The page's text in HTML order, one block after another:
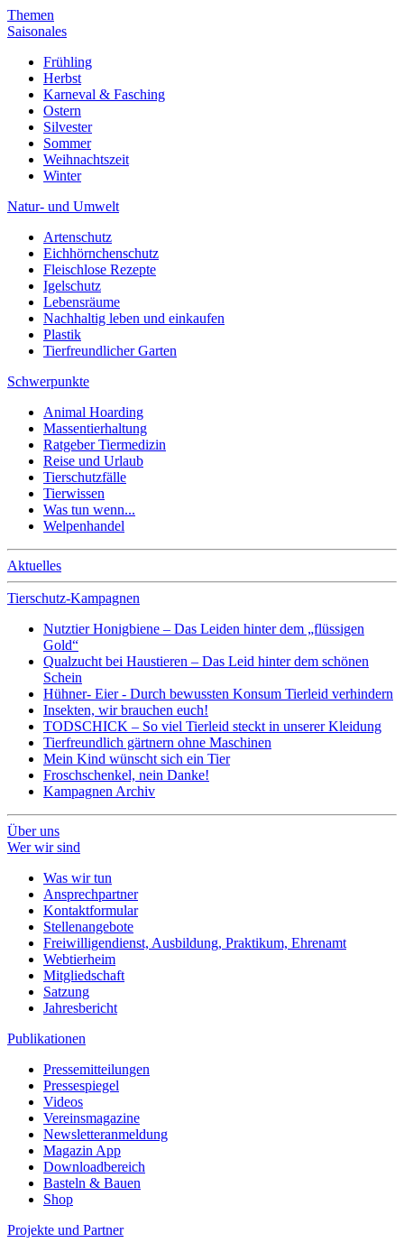
Themen
Saisonales
Frühling
Herbst
Karneval & Fasching
Ostern
Silvester
Sommer
Weihnachtszeit
Winter
Natur- und Umwelt
Artenschutz
Eichhörnchenschutz
Fleischlose Rezepte
Igelschutz
Lebensräume
Nachhaltig leben und einkaufen
Plastik
Tierfreundlicher Garten
Schwerpunkte
Animal Hoarding
Massentierhaltung
Ratgeber Tiermedizin
Reise und Urlaub
Tierschutzfälle
Tierwissen
Was tun wenn...
Welpenhandel
Aktuelles
Tierschutz-Kampagnen
Nutztier Honigbiene – Das Leiden hinter dem „flüssigen
Gold“
Qualzucht bei Haustieren – Das Leid hinter dem schönen
Schein
Hühner- Eier - Durch bewussten Konsum Tierleid verhindern
Insekten, wir brauchen euch!
TODSCHICK – So viel Tierleid steckt in unserer Kleidung
Tierfreundlich gärtnern ohne Maschinen
Mein Kind wünscht sich ein Tier
Froschschenkel, nein Danke!
Kampagnen Archiv
Über uns
Wer wir sind
Was wir tun
Ansprechpartner
Kontaktformular
Stellenangebote
Freiwilligendienst, Ausbildung, Praktikum, Ehrenamt
Webtierheim
Mitgliedschaft
Satzung
Jahresbericht
Publikationen
Pressemitteilungen
Pressespiegel
Videos
Vereinsmagazine
Newsletteranmeldung
Magazin App
Downloadbereich
Basteln & Bauen
Shop
Projekte und Partner